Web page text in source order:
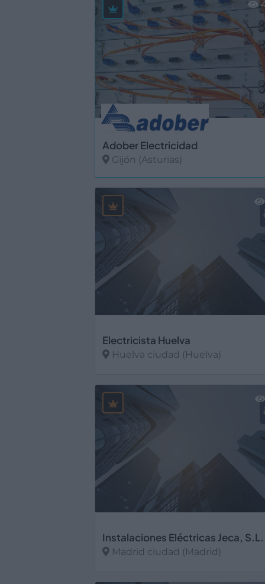
Adober Electricidad
Gijón (Asturias)
Electricista Huelva
Huelva ciudad (Huelva)
Instalaciones Eléctricas Jeca, S.L.
Madrid ciudad (Madrid)